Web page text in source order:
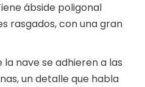
ábside poligonal
rasgados, con una gran
nave se adhieren a las
un detalle que habla